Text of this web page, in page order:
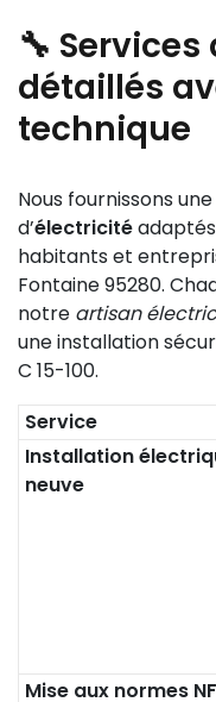
🔧
détaillés
technique
Nous fournissons
d’électricité
habitants et
Fontaine 95280.
notre artisan
une installation
C 15-100.
Service
Installation
neuve
Mise aux normes